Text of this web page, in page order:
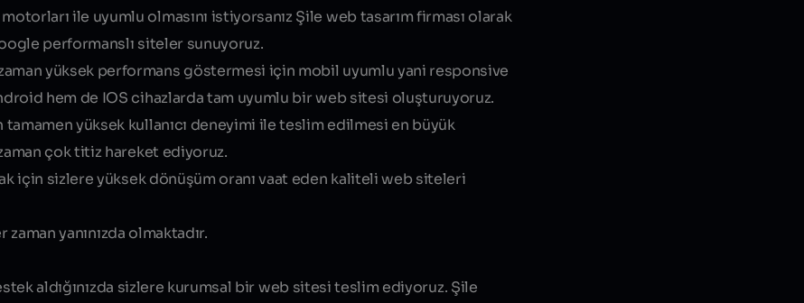
ile uyumlu olmasını istiyorsanızŞile web tasarım firması olarak
performanslı siteler sunuyoruz.
yüksek performans göstermesi için mobil uyumlu yani responsive
hem de IOS cihazlarda tam uyumlu bir web sitesi oluşturuyoruz.
yüksek kullanıcı deneyimi ile teslim edilmesi en büyük
çok titiz hareket ediyoruz.
için sizlere yüksek dönüşüm oranı vaat eden kaliteli web siteleri
yanınızda olmaktadır.
aldığınızda sizlere kurumsal bir web sitesi teslim ediyoruz. Şile